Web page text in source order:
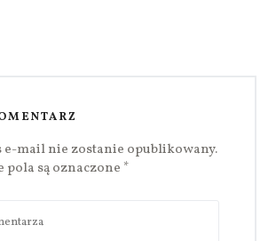
e-mail nie zostanie opublikowany.
pola są oznaczone *